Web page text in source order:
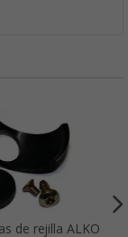
de rejilla ALKO